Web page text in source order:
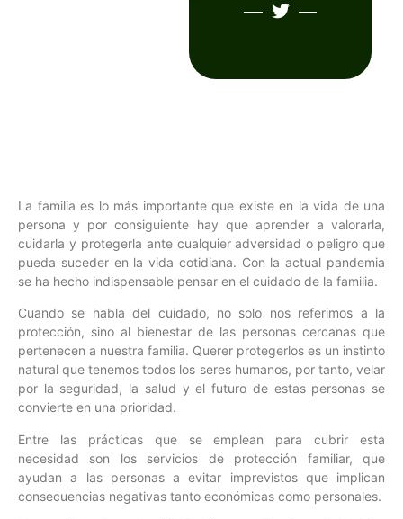
La familia es lo más importante que existe en la vida de una
persona y por consiguiente hay que aprender a valorarla,
cuidarla y protegerla ante cualquier adversidad o peligro que
pueda suceder en la vida cotidiana. Con la actual pandemia
se ha hecho indispensable pensar en el cuidado de la familia.
Cuando se habla del cuidado, no solo nos referimos a la
protección, sino al bienestar de las personas cercanas que
pertenecen a nuestra familia. Querer protegerlos es un instinto
natural que tenemos todos los seres humanos, por tanto, velar
por la seguridad, la salud y el futuro de estas personas se
convierte en una prioridad.
Entre las prácticas que se emplean para cubrir esta
necesidad son los servicios de protección familiar, que
ayudan a las personas a evitar imprevistos que implican
consecuencias negativas tanto económicas como personales.